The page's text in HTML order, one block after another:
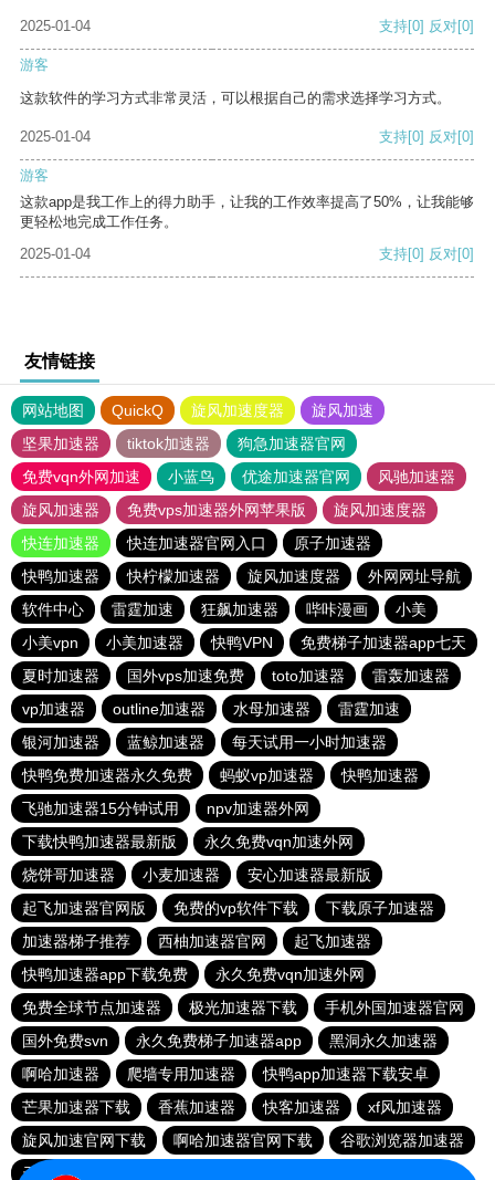
2025-01-04 支持[0] 反对[0]
游客
这款软件的学习方式非常灵活，可以根据自己的需求选择学习方式。
2025-01-04 支持[0] 反对[0]
游客
这款app是我工作上的得力助手，让我的工作效率提高了50%，让我能够
更轻松地完成工作任务。
2025-01-04
支持[0] 反对[0]
友情链接
网站地图 QuickQ 旋风加速度器
旋风加速
坚果加速器
tiktok加速器
狗急加速器官网
免费vqn外网加速
小蓝鸟 优途加速器官网
风驰加速器
旋风加速器
免费vps加速器外网苹果版
旋风加速度器
快连加速器
快连加速器官网入口
原子加速器
快鸭加速器
快柠檬加速器 旋风加速度器
外网网址导航
软件中心
雷霆加速 狂飙加速器 哔咔漫画
小美
小美vpn
小美加速器 快鸭VPN
免费梯子加速器app七天
夏时加速器
国外vps加速免费 toto加速器
雷轰加速器
vp加速器
outline加速器 水母加速器
雷霆加速
银河加速器
蓝鲸加速器
每天试用一小时加速器
快鸭免费加速器永久免费
蚂蚁vp加速器
快鸭加速器
飞驰加速器15分钟试用
npv加速器外网
下载快鸭加速器最新版
永久免费vqn加速外网
烧饼哥加速器
小麦加速器
安心加速器最新版
起飞加速器官网版
免费的vp软件下载
下载原子加速器
加速器梯子推荐
西柚加速器官网
起飞加速器
快鸭加速器app下载免费
永久免费vqn加速外网
免费全球节点加速器
极光加速器下载
手机外国加速器官网
国外免费svn
永久免费梯子加速器app
黑洞永久加速器
啊哈加速器
爬墙专用加速器
快鸭app加速器下载安卓
芒果加速器下载
香蕉加速器 快客加速器
xf风加速器
旋风加速官网下载
啊哈加速器官网下载
谷歌浏览器加速器
天行vapn